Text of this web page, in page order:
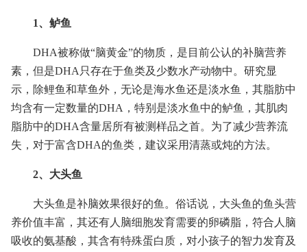
1、鲈鱼
DHA被称做“脑黄金”的物质，是目前公认的补脑营养
素，但是DHA只存在于鱼类及少数水产动物中。研究显
示，除鲤鱼和草鱼外，无论是海水鱼还是淡水鱼，其脂肪中
均含有一定数量的DHA，特别是淡水鱼中的鲈鱼，其肌肉
脂肪中的DHA含量居所有被测样品之首。为了减少营养流
失，对于富含DHA的鱼类，建议采用清蒸或炖的方法。
2、大头鱼
大头鱼是补脑效果很好的鱼。俗话说，大头鱼的鱼头营
养价值丰富，其还有人脑细胞发育需要的卵磷脂，符合人脑
吸收的氨基酸，其含有特殊蛋白质，对小孩子的智力发育及